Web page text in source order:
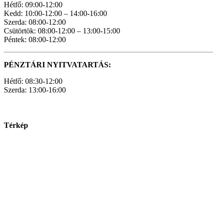
Hétfő: 09:00-12:00
Kedd: 10:00-12:00 – 14:00-16:00
Szerda: 08:00-12:00
Csütörtök: 08:00-12:00 – 13:00-15:00
Péntek: 08:00-12:00
PÉNZTÁRI NYITVATARTÁS:
Hétfő: 08:30-12:00
Szerda: 13:00-16:00
Térkép